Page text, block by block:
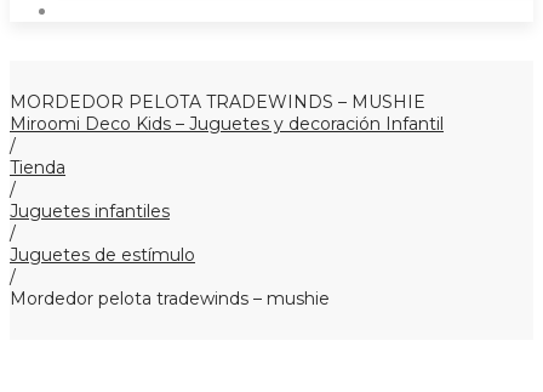
MORDEDOR PELOTA TRADEWINDS – MUSHIE
Miroomi Deco Kids – Juguetes y decoración Infantil
/
Tienda
/
Juguetes infantiles
/
Juguetes de estímulo
/
Mordedor pelota tradewinds – mushie